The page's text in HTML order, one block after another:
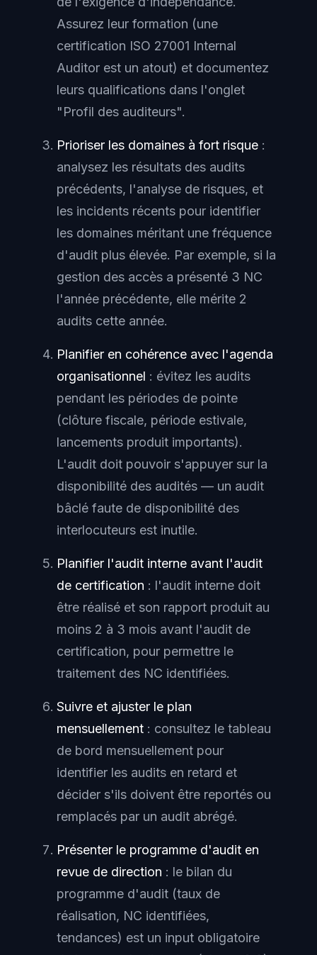
Assurez leur formation (une
certification ISO 27001 Internal
Auditor est un atout) et documentez
leurs qualifications dans l'onglet
"Profil des auditeurs".
Prioriser les domaines à fort risque :
analysez les résultats des audits
précédents, l'analyse de risques, et
les incidents récents pour identifier
les domaines méritant une fréquence
d'audit plus élevée. Par exemple, si la
gestion des accès a présenté 3 NC
l'année précédente, elle mérite 2
audits cette année.
Planifier en cohérence avec l'agenda
organisationnel : évitez les audits
pendant les périodes de pointe
(clôture fiscale, période estivale,
lancements produit importants).
L'audit doit pouvoir s'appuyer sur la
disponibilité des audités — un audit
bâclé faute de disponibilité des
interlocuteurs est inutile.
Planifier l'audit interne avant l'audit
de certification : l'audit interne doit
être réalisé et son rapport produit au
moins 2 à 3 mois avant l'audit de
certification, pour permettre le
traitement des NC identifiées.
Suivre et ajuster le plan
mensuellement : consultez le tableau
de bord mensuellement pour
identifier les audits en retard et
décider s'ils doivent être reportés ou
remplacés par un audit abrégé.
Présenter le programme d'audit en
revue de direction : le bilan du
programme d'audit (taux de
réalisation, NC identifiées,
tendances) est un input obligatoire